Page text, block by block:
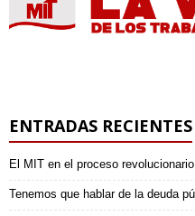
ENTRADAS RECIENTES
El MIT en el proceso
Tenemos que hablar de la deuda